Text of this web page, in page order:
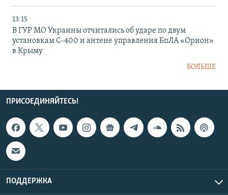
13:15
В ГУР МО Украины отчитались об ударе по двум
установкам С-400 и антене управления БпЛА «Орион»
в Крыму
БОЛЬШЕ
ПРИСОЕДИНЯЙТЕСЬ!
ПОДДЕРЖКА